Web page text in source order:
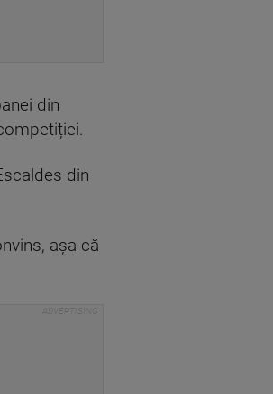
din
din
așa că